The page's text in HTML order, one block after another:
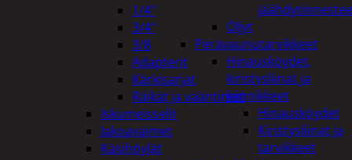
Öljyt
Perävaunutarvikkeet
Hinausköydet,
kiristysliinat ja
kiinnikkeet
Hinausköydet
Kiristysliinat ja
tarvikkeet
1/4"
3/4"
3/8
Adapterit
Kärkisarjat
Räikät ja vääntimet
Iskumeisselit
Jakoavaimet
Käsihöylät